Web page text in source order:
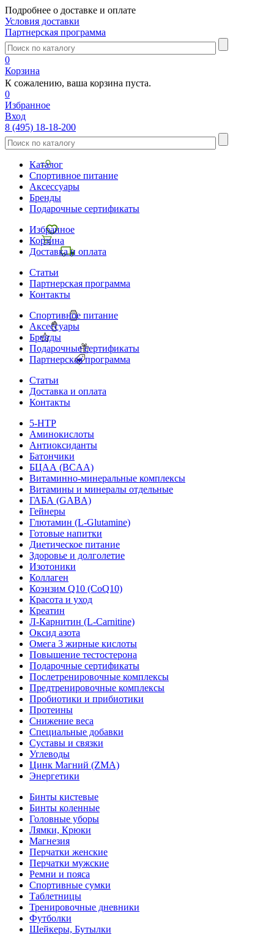
Подробнее о доставке и оплате
Условия доставки
Партнерская программа
0
Корзина
К сожалению, ваша корзина пуста.
0
Избранное
Вход
8 (495) 18-18-200
Каталог
Спортивное питание
Аксессуары
Бренды
Подарочные сертификаты
Избранное
Корзина
Доставка и оплата
Статьи
Партнерская программа
Контакты
Спортивное питание
Аксессуары
Бренды
Подарочные сертификаты
Партнерская программа
Статьи
Доставка и оплата
Контакты
5-HTP
Аминокислоты
Антиоксиданты
Батончики
БЦАА (BCAA)
Витаминно-минеральные комплексы
Витамины и минералы отдельные
ГАБА (GABA)
Гейнеры
Глютамин (L-Glutamine)
Готовые напитки
Диетическое питание
Здоровье и долголетие
Изотоники
Коллаген
Коэнзим Q10 (CoQ10)
Красота и уход
Креатин
Л-Карнитин (L-Сarnitine)
Оксид азота
Омега 3 жирные кислоты
Повышение тестостерона
Подарочные сертификаты
Послетренировочные комплексы
Предтренировочные комплексы
Пробиотики и прибиотики
Протеины
Снижение веса
Специальные добавки
Суставы и связки
Углеводы
Цинк Магний (ZMA)
Энергетики
Бинты кистевые
Бинты коленные
Головные уборы
Лямки, Крюки
Магнезия
Перчатки женские
Перчатки мужские
Ремни и пояса
Спортивные сумки
Таблетницы
Тренировочные дневники
Футболки
Шейкеры, Бутылки